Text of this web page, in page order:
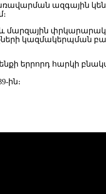
ազգային
մարզային
կազմակերպման
երրորդ հարկի
ին։